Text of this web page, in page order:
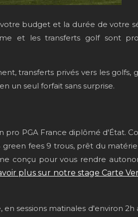
budget et la durée de votre
et les transferts golf sont
transferts privés vers les golfs,
un seul forfait sans surprise.
pro PGA France diplômé d'État.
green fees 9 trous, prêt du
conçu pour vous rendre
plus sur notre stage Carte
sessions matinales d'environ 2h